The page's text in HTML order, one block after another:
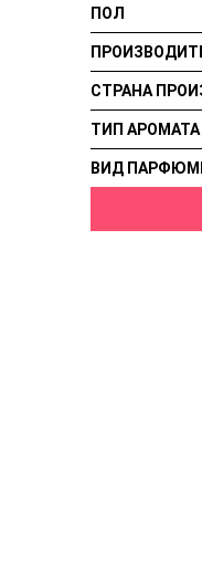
ПОЛ
Yves
СТРАНА
Франция
ТИП АРОМАТА
Теплый
ВИД
Духи